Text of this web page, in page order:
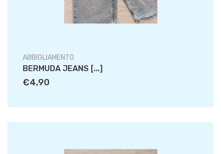
ABBIGLIAMENTO
BERMUDA JEANS [...]
€4,90